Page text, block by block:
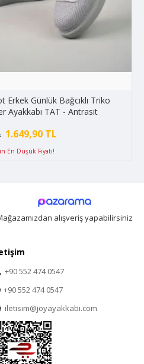
Erkek Günlük Bağcıklı Triko
Ayakkabı TAT - Antrasit
1.649,90 TL
En Düşük Fiyatı!
alışveriş yapabilirsiniz
+90 552 474 0547
+90 552 474 0547
iletisim@joyayakkabi.com